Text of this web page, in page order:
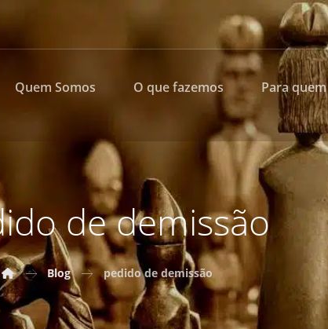
Quem Somos O que fazemos Para quem
de demissão
Blog pedido de demissão